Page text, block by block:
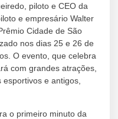
piloto e CEO da
e empresário Walter
Cidade de São
nos dias 25 e 26 de
O evento, que celebra
com grandes atrações,
e antigos,
o primeiro minuto da